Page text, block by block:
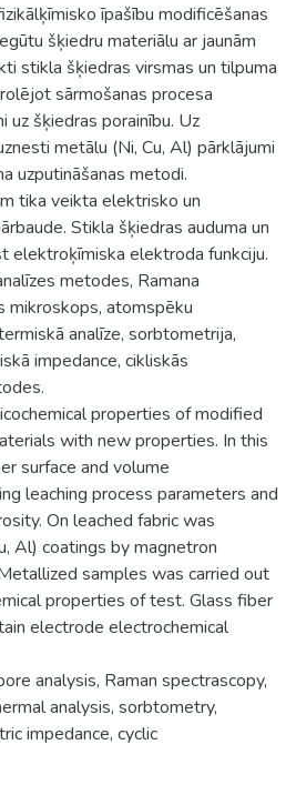
īpašību modificēšanas
šķiedru materiālu ar jaunām
stikla šķiedras virsmas un tilpuma
sārmošanas procesa
šķiedras porainību. Uz
metālu (Ni, Cu, Al) pārklājumi
uzputināšanas metodi.
tika veikta elektrisko un
Stikla šķiedras auduma un
elektroķīmiska elektroda funkciju.
metodes, Ramana
mikroskops, atomspēku
analīze, sorbtometrija,
impedance, cikliskās
properties of modified
with new properties. In this
surface and volume
leaching process parameters and
On leached fabric was
Al) coatings by magnetron
samples was carried out
properties of test. Glass fiber
electrode electrochemical
analysis, Raman spectrascopy,
analysis, sorbtometry,
impedance, cyclic